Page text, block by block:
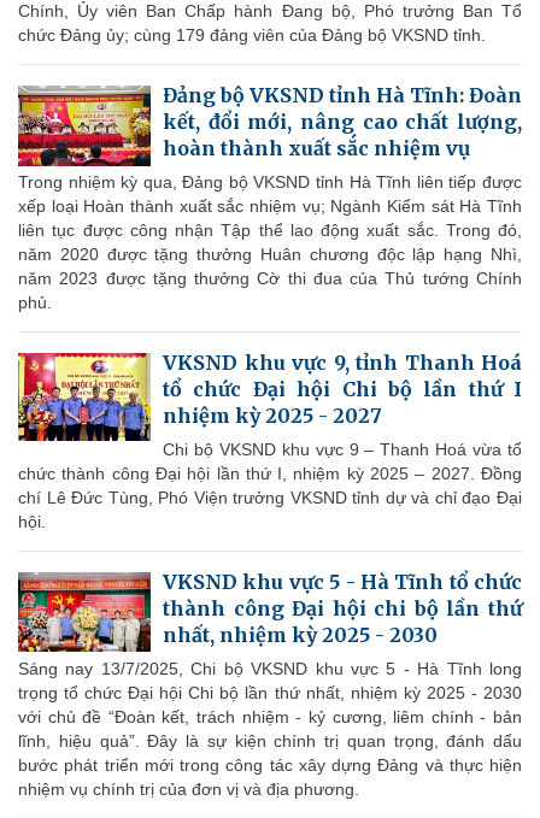
Chính, Ủy viên Ban Chấp hành Đang bộ, Phó trưởng Ban Tổ
chức Đảng ủy; cùng 179 đảng viên của Đảng bộ VKSND tỉnh.
Đảng bộ VKSND tỉnh Hà Tĩnh: Đoàn
kết, đổi mới, nâng cao chất lượng,
hoàn thành xuất sắc nhiệm vụ
Trong nhiệm kỳ qua, Đảng bộ VKSND tỉnh Hà Tĩnh liên tiếp được
xếp loại Hoàn thành xuất sắc nhiệm vụ; Ngành Kiểm sát Hà Tĩnh
liên tục được công nhận Tập thể lao động xuất sắc. Trong đó,
năm 2020 được tặng thưởng Huân chương độc lập hạng Nhì,
năm 2023 được tặng thưởng Cờ thi đua của Thủ tướng Chính
phủ.
VKSND khu vực 9, tỉnh Thanh Hoá
tổ chức Đại hội Chi bộ lần thứ I
nhiệm kỳ 2025 - 2027
Chi bộ VKSND khu vực 9 – Thanh Hoá vừa tổ
chức thành công Đại hội lần thứ I, nhiệm kỳ 2025 – 2027. Đồng
chí Lê Đức Tùng, Phó Viện trưởng VKSND tỉnh dự và chỉ đạo Đại
hội.
VKSND khu vực 5 - Hà Tĩnh tổ chức
thành công Đại hội chi bộ lần thứ
nhất, nhiệm kỳ 2025 - 2030
Sáng nay 13/7/2025, Chi bộ VKSND khu vực 5 - Hà Tĩnh long
trọng tổ chức Đại hội Chi bộ lần thứ nhất, nhiệm kỳ 2025 - 2030
với chủ đề “Đoàn kết, trách nhiệm - kỷ cương, liêm chính - bản
lĩnh, hiệu quả”. Đây là sự kiện chính trị quan trọng, đánh dấu
bước phát triển mới trong công tác xây dựng Đảng và thực hiện
nhiệm vụ chính trị của đơn vị và địa phương.